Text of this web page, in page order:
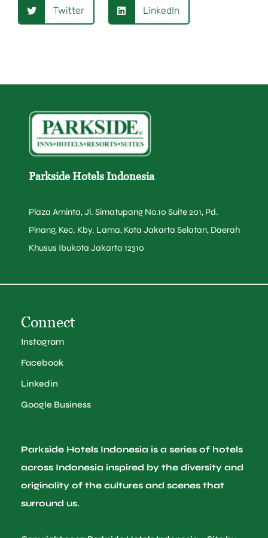
Twitter LinkedIn
Parkside Hotels Indonesia
Plaza Aminta, Jl. Simatupang No.10 Suite 201, Pd.
Pinang, Kec. Kby. Lama, Kota Jakarta Selatan, Daerah
Khusus Ibukota Jakarta 12310
Connect
Instagram
Facebook
Linkedin
Google Business
Parkside Hotels Indonesia is a series of hotels
across Indonesia inspired by the diversity and
originality of the cultures and scenes that
surround us.